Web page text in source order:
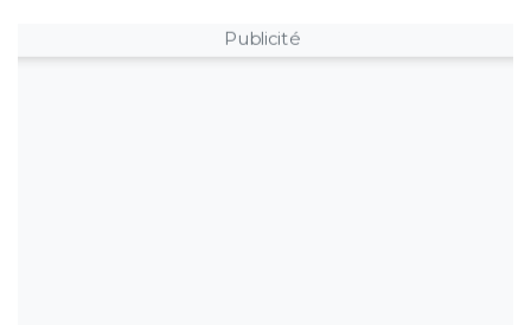
Publicité